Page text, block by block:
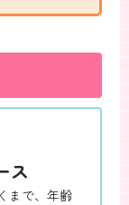
全6本
ス
まで、年齢